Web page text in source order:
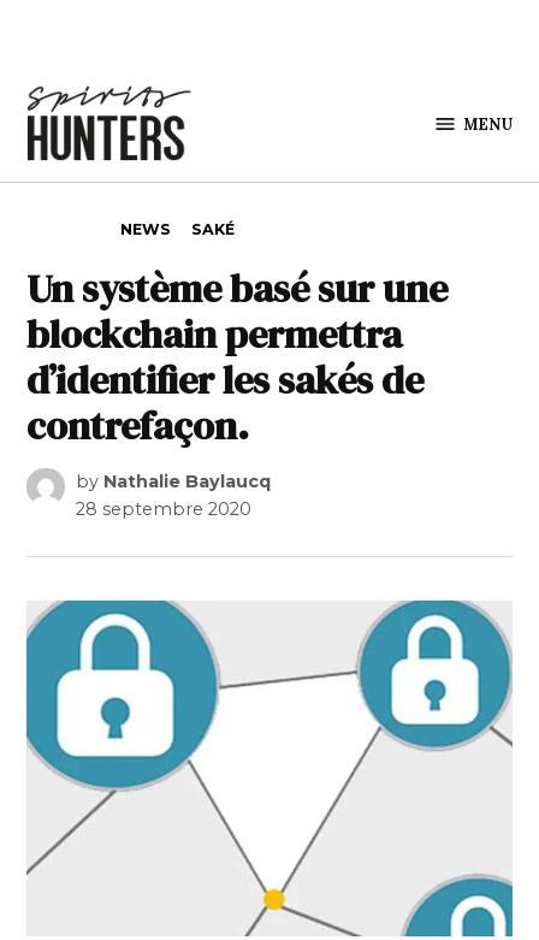
MENU
NEWS SAKÉ
Un système basé sur une
blockchain permettra
d’identifier les sakés de
contrefaçon.
by Nathalie Baylaucq
28 septembre 2020